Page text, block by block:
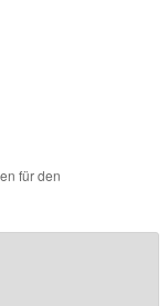
für den